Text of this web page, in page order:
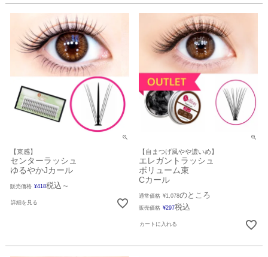
【束感】
センターラッシュ
ゆるやかJカール
販売価格 ¥418税込 〜
詳細を見る
【自まつげ風やや濃いめ】
エレガントラッシュ
ボリューム束
Cカール
通常価格 ¥1,078のところ
販売価格 ¥297税込
カートに入れる